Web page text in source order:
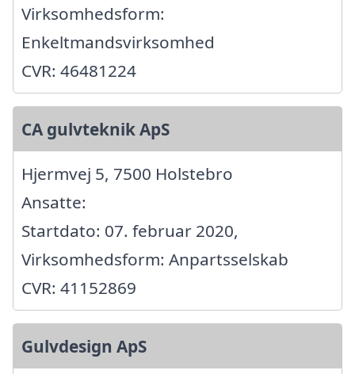
Virksomhedsform:
Enkeltmandsvirksomhed
CVR: 46481224
CA gulvteknik ApS
Hjermvej 5, 7500 Holstebro
Ansatte:
Startdato: 07. februar 2020,
Virksomhedsform: Anpartsselskab
CVR: 41152869
Gulvdesign ApS